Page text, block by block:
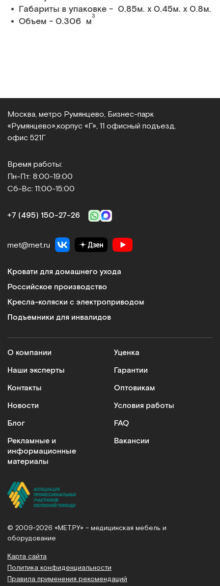
Габариты в упаковке - 0.85м. x 0.45м. x 0.8м.
Объем - 0.306 м3
Москва, метро Румянцево, Бизнес‑парк
«Румянцево», корпус «Г», 11 офисный подъезд,
офис 521Г
Время работы:
Пн-Пт: 8:00-19:00
Сб-Вс: 11:00-15:00
+7 (495) 150‑27‑26
met@met.ru
Кровати для домашнего ухода
Российское производство
Кресла-коляски с электроприводом
Подъемники для инвалидов
О компании
Наши эксперты
Контакты
Новости
Блог
Рекламные и
информационные
материалы
Уценка
Гарантии
Оптовикам
Условия работы
FAQ
Вакансии
© 2009-2026 «МЕТ.РУ» – медицинская мебель и
оборудование
Карта сайта
Политика конфиденциальности
Правила применения рекомендаций